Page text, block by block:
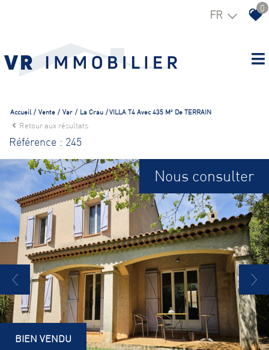
FR
0
Accueil Vente Var La Crau VILLA T4 Avec 435 M² De TERRAIN
Retour aux résultats
Référence : 245
BIEN VENDU
Nous consulter